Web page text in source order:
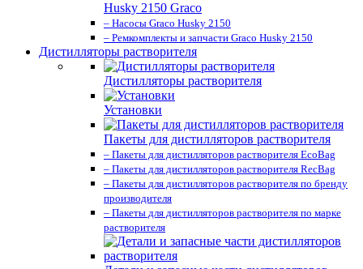
Husky 2150 Graco
– Насосы Graco Husky 2150
– Ремкомплекты и запчасти Graco Husky 2150
Дистилляторы растворителя
Дистилляторы растворителя
Установки
Пакеты для дистилляторов растворителя
– Пакеты для дистилляторов растворителя EcoBag
– Пакеты для дистилляторов растворителя RecBag
– Пакеты для дистилляторов растворителя по бренду
производителя
– Пакеты для дистилляторов растворителя по марке
растворителя